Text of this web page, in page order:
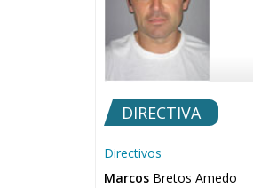
DIRECTIVA
Directivos
Marcos Bretos Amedo